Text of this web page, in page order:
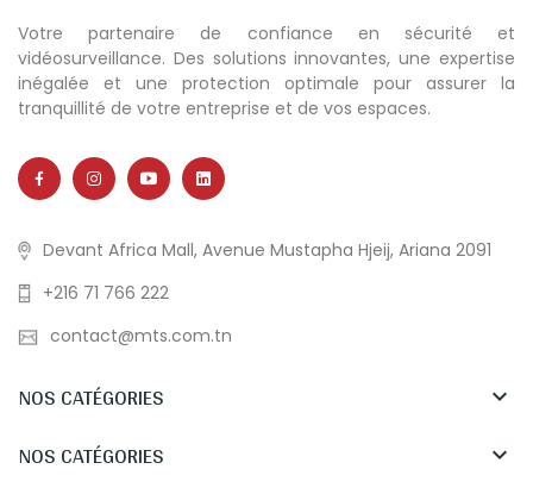
Votre partenaire de confiance en sécurité et
vidéosurveillance. Des solutions innovantes, une expertise
inégalée et une protection optimale pour assurer la
tranquillité de votre entreprise et de vos espaces.
Devant Africa Mall, Avenue Mustapha Hjeij, Ariana 2091
+216 71 766 222
contact@mts.com.tn
NOS CATÉGORIES 
NOS CATÉGORIES 